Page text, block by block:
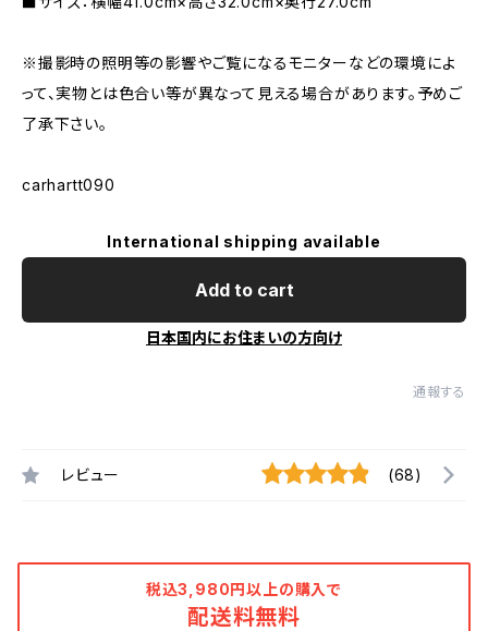
※撮影時の照明等の影響やご覧になるモニターなどの環境によ
って、実物とは色合い等が異なって見える場合があります。予めご
了承下さい。
carhartt090
International shipping available
Add to cart
日本国内にお住まいの方向け
通報する
レビュー (68)
税込3,980円以上の購入で
配送料無料